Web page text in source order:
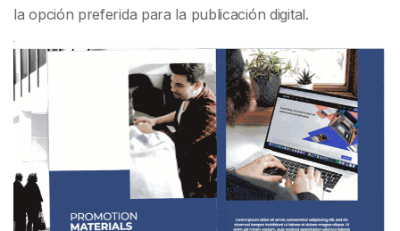
la opción preferida para la publicación digital.